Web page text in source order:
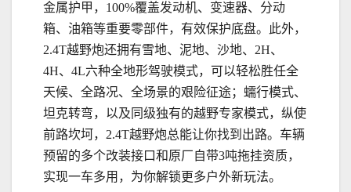
金属护甲，100%覆盖发动机、变速器、分动
箱、油箱等重要零部件，有效保护底盘。此外，
2.4T越野炮还拥有雪地、泥地、沙地、2H、
4H、4L六种全地形驾驶模式，可以轻松胜任全
天候、全路况、全场景的艰险征途；蠕行模式、
坦克转弯，以及同级独有的越野专家模式，纵使
前路坎坷，2.4T越野炮总能让你找到出路。车辆
预留的多个改装接口和原厂自带3吨拖挂资质，
实现一车多用，为你解锁更多户外新玩法。